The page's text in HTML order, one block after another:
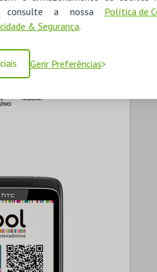
consulte a nossa Política de
& Segurança.
Gerir Preferências